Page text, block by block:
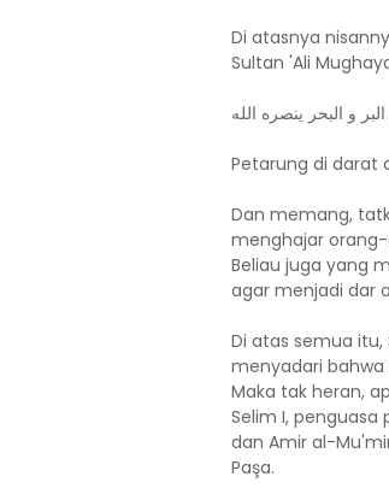
Di atasnya
Sultan 'Ali
و البحر ينصره الله
Petarung di darat
Dan memang,
menghajar orang-
Beliau juga yang
agar menjadi dar
Di atas semua
menyadari bahwa
Maka tak heran,
Selim I,
dan Amir al-
Paşa.